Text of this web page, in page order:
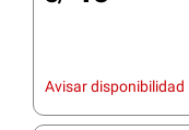
Avisar disponibilidad